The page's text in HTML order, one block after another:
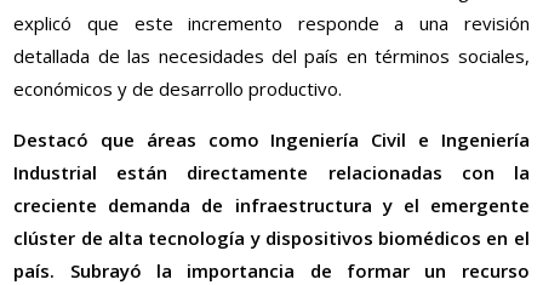
explicó que este incremento responde a una revisión
detallada de las necesidades del país en términos sociales,
económicos y de desarrollo productivo.
Destacó que áreas como Ingeniería Civil e Ingeniería
Industrial están directamente relacionadas con la
creciente demanda de infraestructura y el emergente
clúster de alta tecnología y dispositivos biomédicos en el
país. Subrayó la importancia de formar un recurso